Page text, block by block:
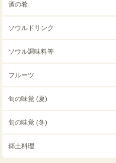
酒の肴
ソウルドリンク
ソウル調味料等
フルーツ
旬の味覚 (夏)
旬の味覚 (冬)
郷土料理